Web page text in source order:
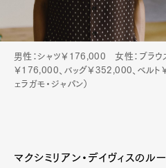
男性：シャツ￥176,000 女性：ブラウ
￥176,000、バッグ￥352,000、ベルト
ェラガモ・ジャパン）
マクシミリアン・デイヴィスのル